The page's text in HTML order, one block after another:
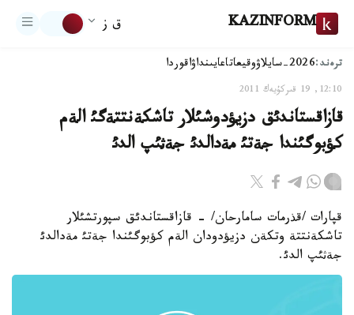
KAZINFORM ق ز
ترەند:2026-سايلاۋ وقيعاتاعايىنداۋاقوردا
12:10, 19 قىركۇيەك 2011
قازاقستاندئق دزيؤدوشئلار تاشكةنتتةگئ الةم
كؤبوگئندا جةتئ مةدالدئ جةثئپ الدئ
قپارات /قذرمات سامارحان/ - قازاقستاندئق سپورتشئلار
تاشكةنتتة وتكةن دزيؤدودان الةم كؤبوگئندا جةتئ مةدالدئ
جةثئپ الدئ.